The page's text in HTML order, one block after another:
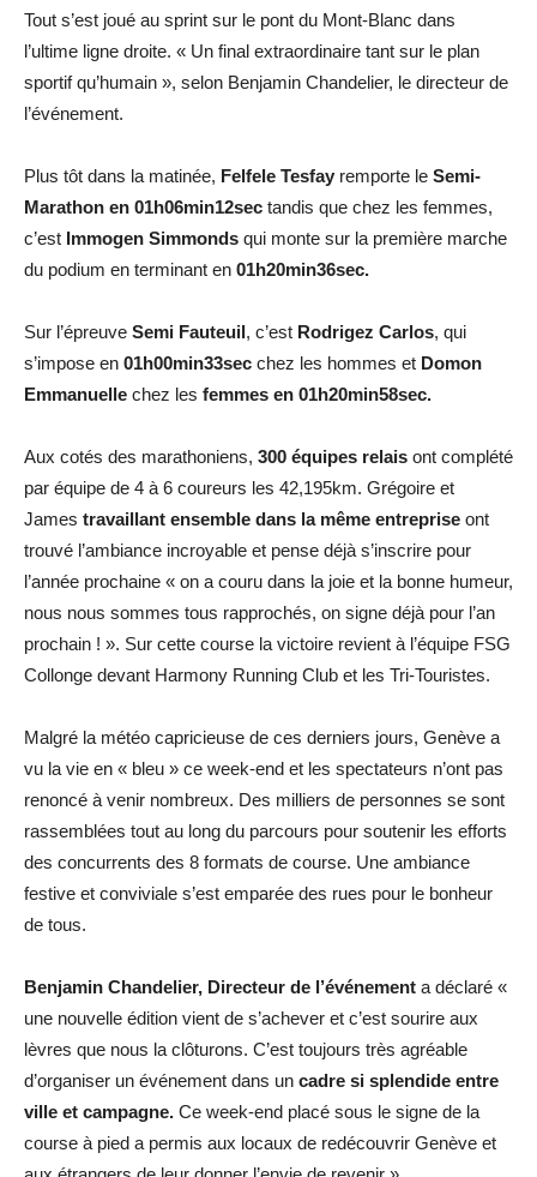
Tout s’est joué au sprint sur le pont du Mont-Blanc dans
l’ultime ligne droite. « Un final extraordinaire tant sur le plan
sportif qu’humain », selon Benjamin Chandelier, le directeur de
l’événement.
Plus tôt dans la matinée, Felfele Tesfay remporte le Semi-
Marathon en 01h06min12sec tandis que chez les femmes,
c’est Immogen Simmonds qui monte sur la première marche
du podium en terminant en 01h20min36sec.
Sur l’épreuve Semi Fauteuil, c’est Rodrigez Carlos, qui
s’impose en 01h00min33sec chez les hommes et Domon
Emmanuelle chez les femmes en 01h20min58sec.
Aux cotés des marathoniens, 300 équipes relais ont complété
par équipe de 4 à 6 coureurs les 42,195km. Grégoire et
James travaillant ensemble dans la même entreprise ont
trouvé l’ambiance incroyable et pense déjà s’inscrire pour
l’année prochaine « on a couru dans la joie et la bonne humeur,
nous nous sommes tous rapprochés, on signe déjà pour l’an
prochain ! ». Sur cette course la victoire revient à l’équipe FSG
Collonge devant Harmony Running Club et les Tri-Touristes.
Malgré la météo capricieuse de ces derniers jours, Genève a
vu la vie en « bleu » ce week-end et les spectateurs n’ont pas
renoncé à venir nombreux. Des milliers de personnes se sont
rassemblées tout au long du parcours pour soutenir les efforts
des concurrents des 8 formats de course. Une ambiance
festive et conviviale s’est emparée des rues pour le bonheur
de tous.
Benjamin Chandelier, Directeur de l’événement a déclaré «
une nouvelle édition vient de s’achever et c’est sourire aux
lèvres que nous la clôturons. C’est toujours très agréable
d’organiser un événement dans un cadre si splendide entre
ville et campagne. Ce week-end placé sous le signe de la
course à pied a permis aux locaux de redécouvrir Genève et